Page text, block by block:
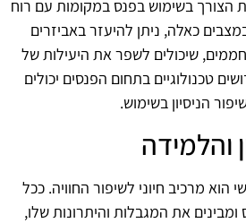
הצורך בשימוש בפנס במקומות עם רוח
כאלה, ניתן להיעזר באביזרים
שיכולים לשפר את היעילות של
טכנולוגיים בתחום הפנסים יכולים
הניסיון בשימוש.
והלמידה
הוא מרכיב חיוני לשיפור החוויה. ככל
את המגבלות והיתרונות שלו,